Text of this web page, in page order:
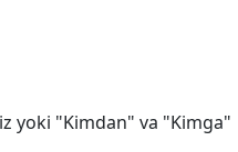
yoki "Kimdan" va "Kimga"